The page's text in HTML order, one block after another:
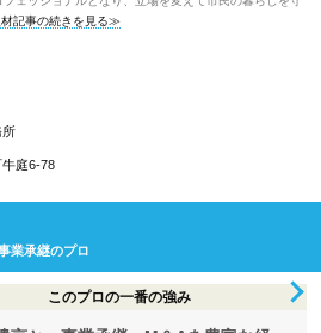
記事の続きを見る≫
所
庭6-78
業承継のプロ
このプロの一番の強み